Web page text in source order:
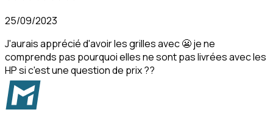
25/09/2023
J'aurais apprécié d'avoir les grilles avec 😬 je ne
comprends pas pourquoi elles ne sont pas livrées avec les
HP si c'est une question de prix ??